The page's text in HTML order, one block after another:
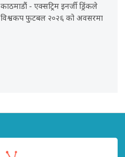
काठमाडौं - एक्सट्रिम इनर्जी ड्रिंकले
विश्वकप फुटबल २०२६ को अवसरमा